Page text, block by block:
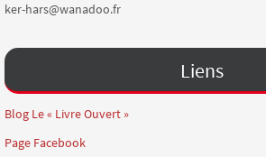
ker-hars@wanadoo.fr
Liens
Blog Le « Livre Ouvert »
Page Facebook